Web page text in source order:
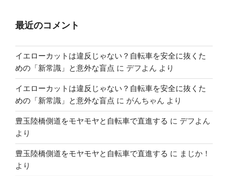
最近のコメント
イエローカットは違反じゃない？自転車を安全に抜くた
めの「新常識」と意外な盲点 に デフよん より
イエローカットは違反じゃない？自転車を安全に抜くた
めの「新常識」と意外な盲点 に がんちゃん より
豊玉陸橋側道をモヤモヤと自転車で直進する に デフよん
より
豊玉陸橋側道をモヤモヤと自転車で直進する に まじか！
より